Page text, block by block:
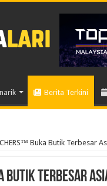
Berita Terkini
Buka Butik Terbesar
Butik Terbesar